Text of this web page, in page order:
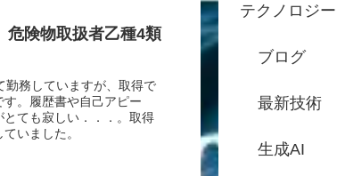
危険物取扱者乙種4類
勤務していますが、取得で
。履歴書や自己アピー
ても寂しい．．．。取得
いました。
テクノロジー
ブログ
最新技術
生成AI